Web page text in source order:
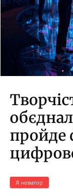
пройде
Я новатор